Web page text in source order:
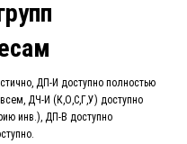
ДП-И доступно полностью
ДЧ-И (К,О,С,Г,У) доступно
инв.), ДП-В доступно